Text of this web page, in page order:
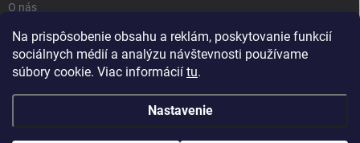
Na prispôsobenie obsahu a reklám, poskytovanie funkcií
sociálnych médií a analýzu návštevnosti používame
súbory cookie. Viac informácií tu.
Nastavenie
O nás
Naša predajňa
Kontakty